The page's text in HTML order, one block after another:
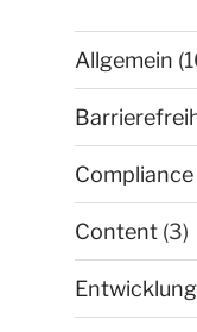
Allgemein
Compliance
Content (3)
Entwicklung